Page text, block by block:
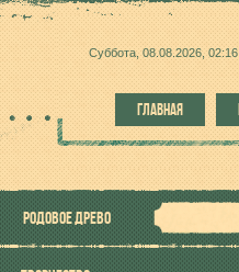
Суббота, 08.08.2026, 02:16
ГЛАВНАЯ
РОДОВОЕ ДРЕВО